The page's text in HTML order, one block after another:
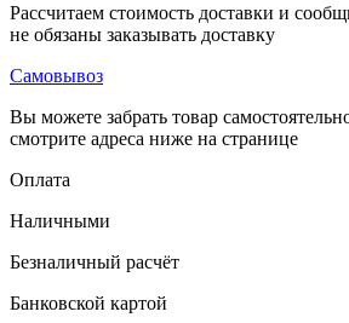
Рассчитаем стоимость доставки и
не обязаны заказывать доставку
Самовывоз
Вы можете забрать товар
смотрите адреса ниже на странице
Оплата
Наличными
Безналичный расчёт
Банковской картой